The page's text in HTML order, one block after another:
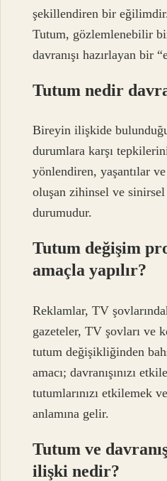
şekillendiren bir
Tutum, gözlemlenebilir
davranışı hazırlayan bir
Tutum nedir
Bireyin ilişkide
durumlara karşı
yönlendiren, yaşantılar
oluşan zihinsel ve sinirsel
durumudur.
Tutum değişim
amaçla yapılır?
Reklamlar, TV
gazeteler, TV şovları ve
tutum değişikliğinden
amacı; davranışınızı
tutumlarınızı etkilemek
anlamına gelir.
Tutum ve
ilişki nedir?